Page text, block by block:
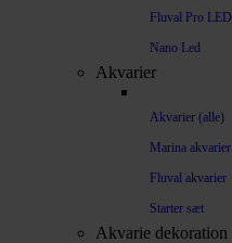
Fluval Pro LED
Nano Led
Akvarier
Akvarier (alle)
Marina akvarier
Fluval akvarier
Starter sæt
Akvarie dekoration